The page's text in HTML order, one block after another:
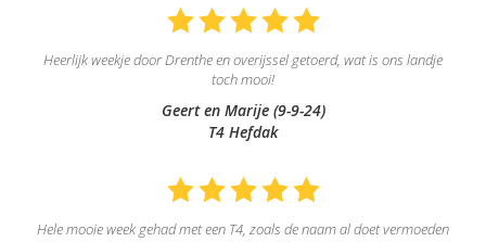
Heerlijk weekje door Drenthe en overijssel getoerd, wat is ons landje
toch mooi!
Geert en Marije (9-9-24)
T4 Hefdak
Hele mooie week gehad met een T4, zoals de naam al doet vermoeden